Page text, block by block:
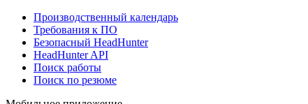
Производственный календарь
Требования к ПО
Безопасный HeadHunter
HeadHunter API
Поиск работы
Поиск по резюме